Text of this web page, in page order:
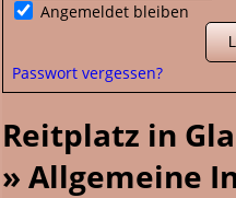
Angemeldet bleiben
Passwort vergessen?
Reitplatz in
» Allgemeine